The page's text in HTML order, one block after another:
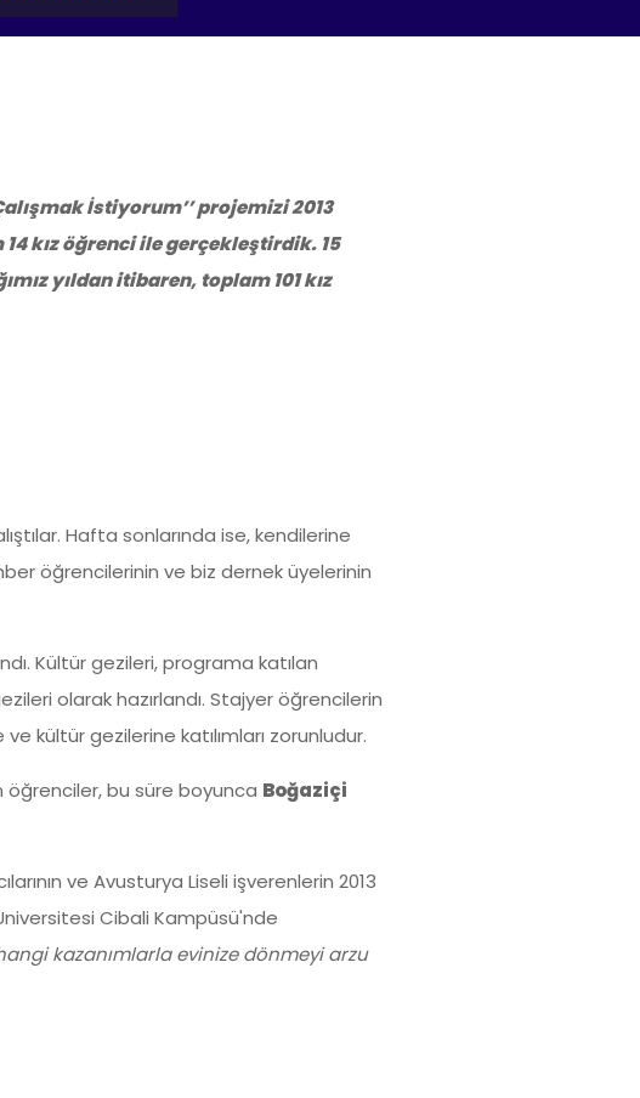
İstiyorum’’ projemizi 2013
14 kız öğrenci ile gerçekleştirdik. 15
yıldan itibaren, toplam 101 kız
Hafta sonlarında ise, kendilerine
öğrencilerinin ve biz dernek üyelerinin
Kültür gezileri, programa katılan
olarak hazırlandı. Stajyer öğrencilerin
kültür gezilerine katılımları zorunludur.
öğrenciler, bu süre boyunca Boğaziçi
ve Avusturya Liseli işverenlerin 2013
Cibali Kampüsü'nde
kazanımlarla evinize dönmeyi arzu